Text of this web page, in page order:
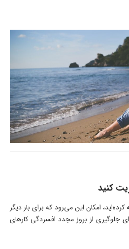
کرده‌اید، امکان این می‌رود که برای بار دیگر
جلوگیری از بروز مجدد افسردگی کارهای